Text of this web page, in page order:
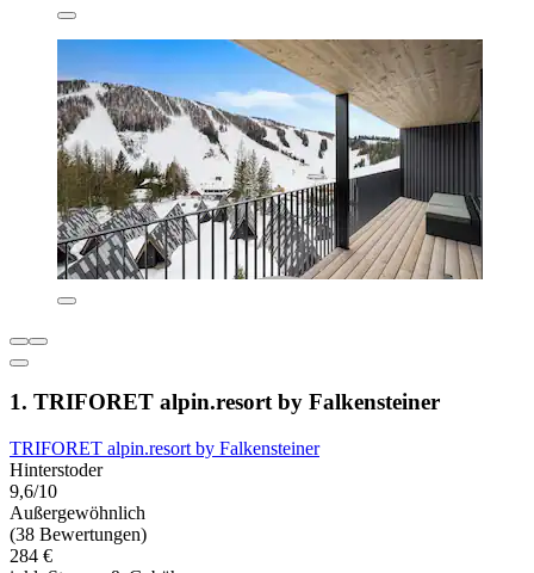
1. TRIFORET alpin.resort by Falkensteiner
TRIFORET alpin.resort by Falkensteiner
Hinterstoder
9,6/10
Außergewöhnlich
(38 Bewertungen)
284 €